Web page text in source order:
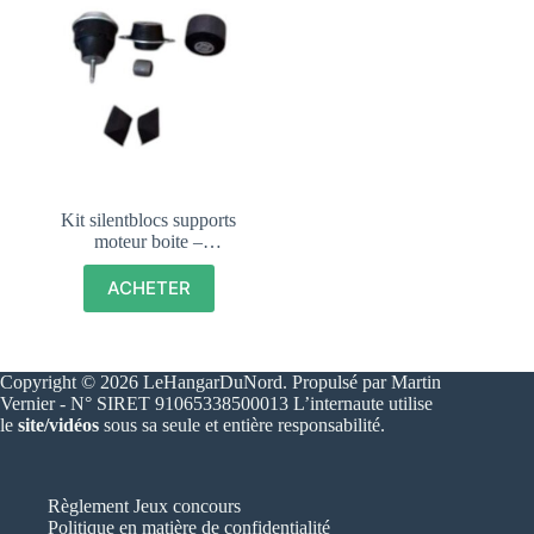
Kit silentblocs supports
moteur boite –
PEUGEOT 205 GTI –
DTURBO – DIESEL –
ACHETER
Copyright © 2026 LeHangarDuNord. Propulsé par Martin
Vernier - N° SIRET 91065338500013 L’internaute utilise
le site/vidéos sous sa seule et entière responsabilité.
Règlement Jeux concours
Politique en matière de confidentialité